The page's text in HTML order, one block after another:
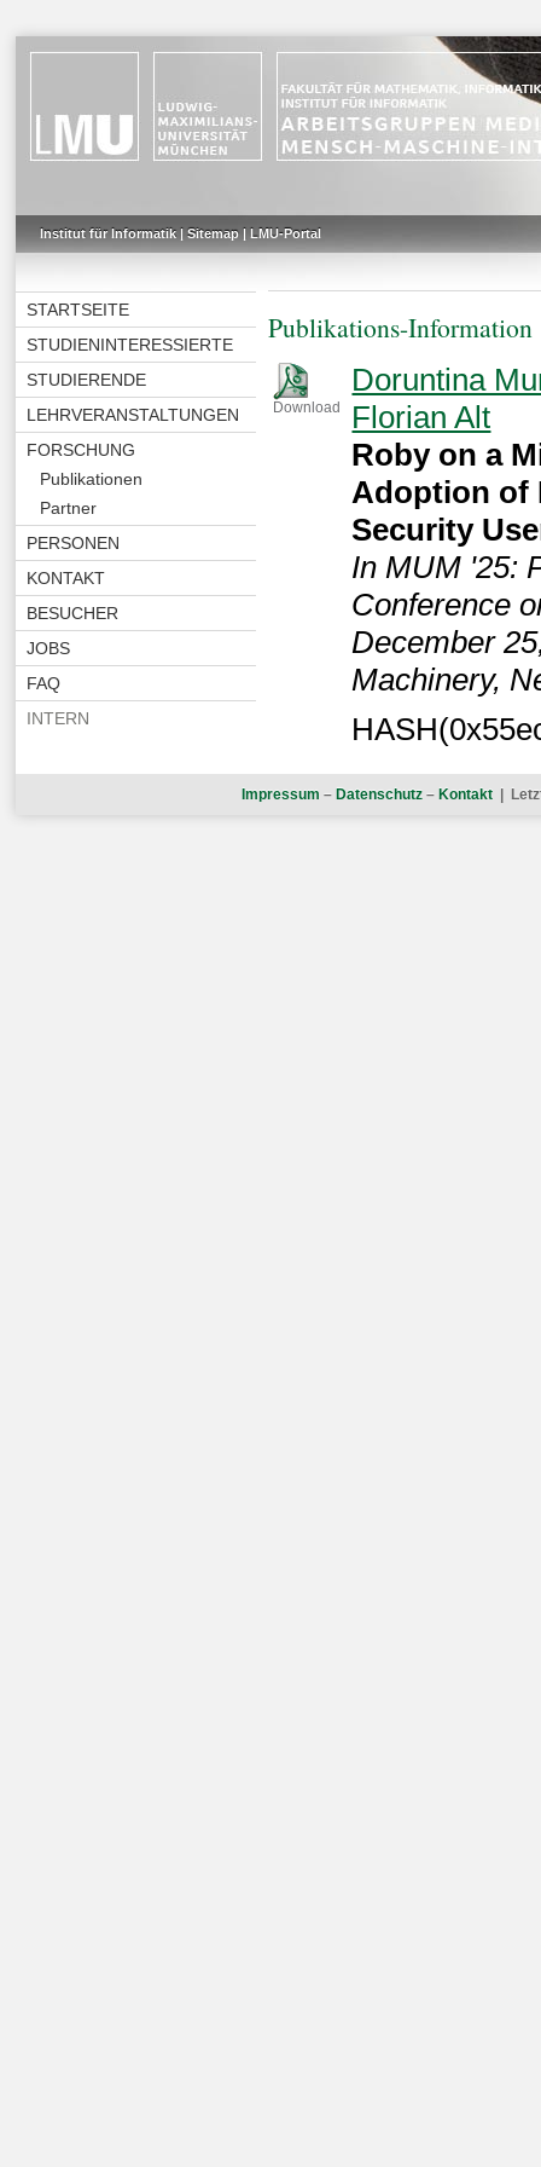
Institut für Informatik| Sitemap| LMU-Portal
STARTSEITE
STUDIENINTERESSIERTE
STUDIERENDE
LEHRVERANSTALTUNGEN
FORSCHUNG
Publikationen
Partner
PERSONEN
KONTAKT
BESUCHER
JOBS
FAQ
INTERN
Publikations-Information
Download
Doruntina
Florian Alt
Roby on a
Adoption of
Security
In MUM '25:
Conference
December
Machinery,
Impressum – Datenschutz – Kontakt |